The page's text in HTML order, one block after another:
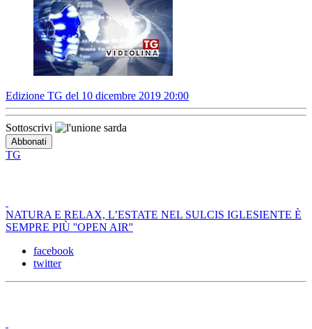
Edizione TG del 10 dicembre 2019 20:00
Sottoscrivi
TG
NATURA E RELAX, L’ESTATE NEL SULCIS IGLESIENTE È
SEMPRE PIÙ ''OPEN AIR''
facebook
twitter